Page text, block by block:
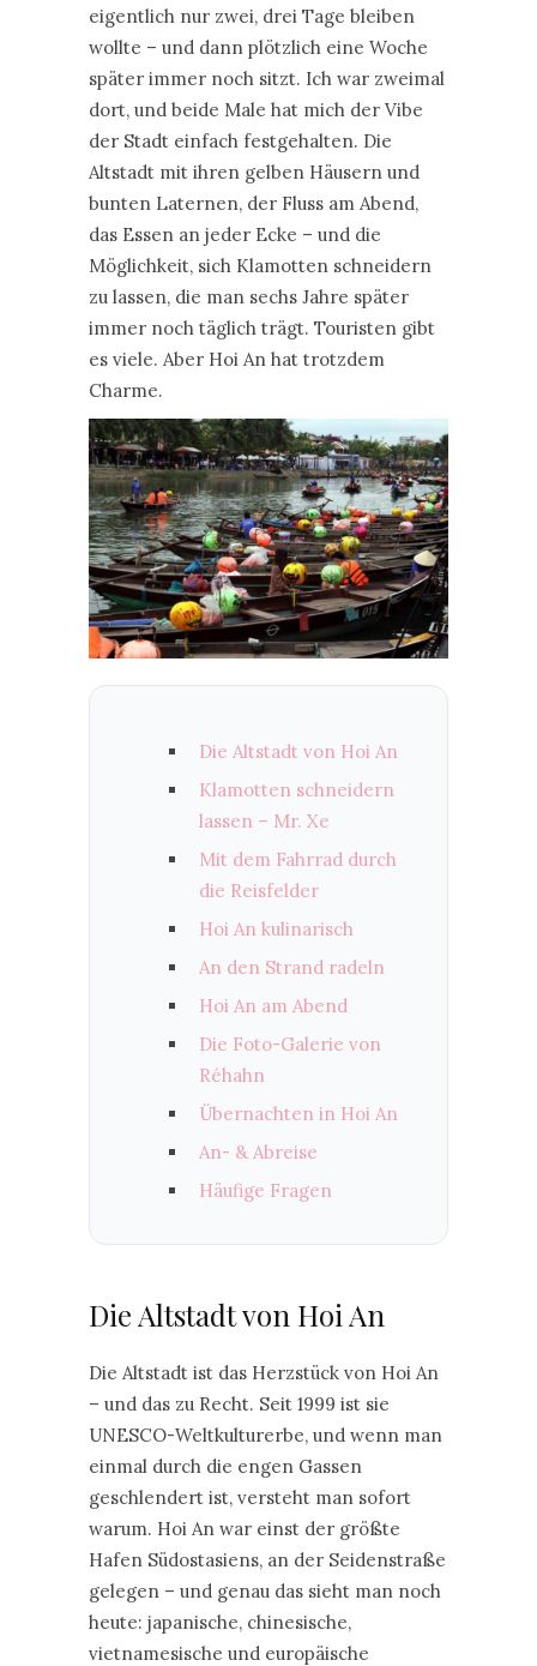
eigentlich nur zwei, drei Tage bleiben
wollte – und dann plötzlich eine Woche
später immer noch sitzt. Ich war zweimal
dort, und beide Male hat mich der Vibe
der Stadt einfach festgehalten. Die
Altstadt mit ihren gelben Häusern und
bunten Laternen, der Fluss am Abend,
das Essen an jeder Ecke – und die
Möglichkeit, sich Klamotten schneidern
zu lassen, die man sechs Jahre später
immer noch täglich trägt. Touristen gibt
es viele. Aber Hoi An hat trotzdem
Charme.
Die Altstadt von Hoi An
Klamotten schneidern
lassen – Mr. Xe
Mit dem Fahrrad durch
die Reisfelder
Hoi An kulinarisch
An den Strand radeln
Hoi An am Abend
Die Foto-Galerie von
Réhahn
Übernachten in Hoi An
An- & Abreise
Häufige Fragen
Die Altstadt von Hoi An
Die Altstadt ist das Herzstück von Hoi An
– und das zu Recht. Seit 1999 ist sie
UNESCO-Weltkulturerbe, und wenn man
einmal durch die engen Gassen
geschlendert ist, versteht man sofort
warum. Hoi An war einst der größte
Hafen Südostasiens, an der Seidenstraße
gelegen – und genau das sieht man noch
heute: japanische, chinesische,
vietnamesische und europäische